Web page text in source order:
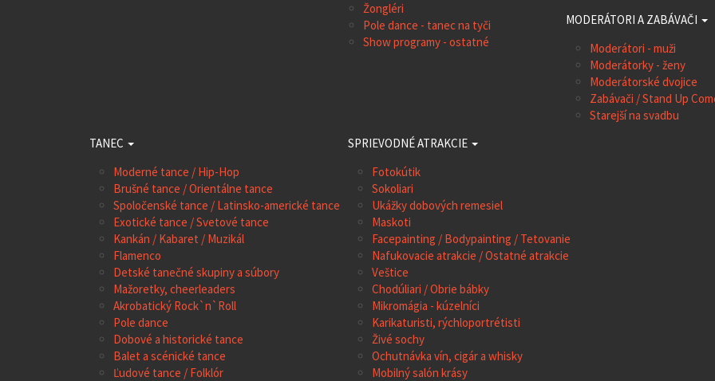
Žongléri
Pole dance - tanec na tyči
Show programy - ostatné
MODERÁTORI A ZABÁVAČI
Moderátori - muži
Moderátorky - ženy
Moderátorské dvojice
Zabávači / Stand Up
Starejší na svadbu
TANEC
Moderné tance / Hip-Hop
Brušné tance / Orientálne tance
Spoločenské tance / Latinsko-americké tance
Exotické tance / Svetové tance
Kankán / Kabaret / Muzikál
Flamenco
Detské tanečné skupiny a súbory
Mažoretky, cheerleaders
Akrobatický Rock`n`Roll
Pole dance
Dobové a historické tance
Balet a scénické tance
Ľudové tance / Folklór
SPRIEVODNÉ ATRAKCIE
Fotokútik
Sokoliari
Ukážky dobových remesiel
Maskoti
Facepainting / Bodypainting / Tetovanie
Nafukovacie atrakcie / Ostatné atrakcie
Veštice
Chodúliari / Obrie bábky
Mikromágia - kúzelníci
Karikaturisti, rýchloportrétisti
Živé sochy
Ochutnávka vín, cigár a whisky
Mobilný salón krásy